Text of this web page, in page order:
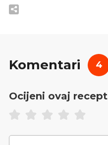
Komentari 4
Ocijeni ovaj recept